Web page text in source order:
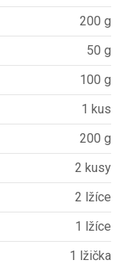
200 g
50 g
100 g
1 kus
200 g
2 kusy
2 lžíce
1 lžíce
1 lžička